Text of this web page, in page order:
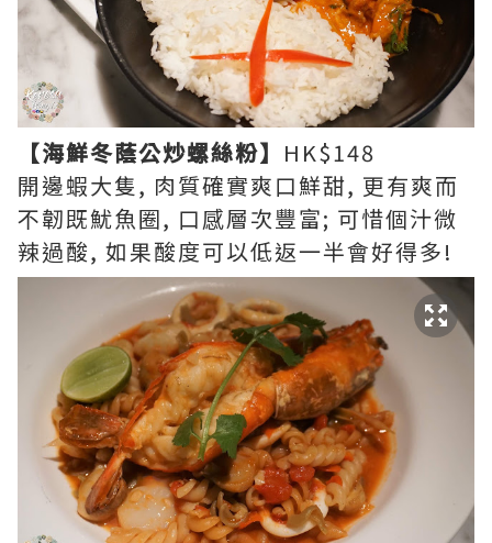
【海鮮冬蔭公炒螺絲粉】 HK$148
開邊蝦大隻, 肉質確實爽口鮮甜, 更有爽而
不韌既魷魚圈, 口感層次豐富; 可惜個汁微
辣過酸, 如果酸度可以低返一半會好得多!